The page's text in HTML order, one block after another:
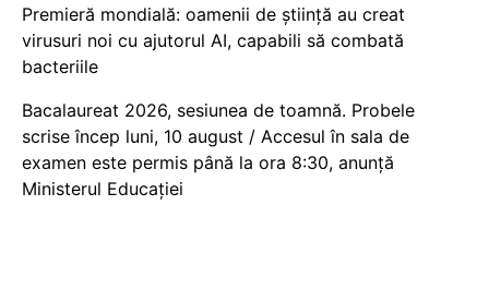
Premieră mondială: oamenii de știință au creat
virusuri noi cu ajutorul AI, capabili să combată
bacteriile
Bacalaureat 2026, sesiunea de toamnă. Probele
scrise încep luni, 10 august / Accesul în sala de
examen este permis până la ora 8:30, anunță
Ministerul Educației